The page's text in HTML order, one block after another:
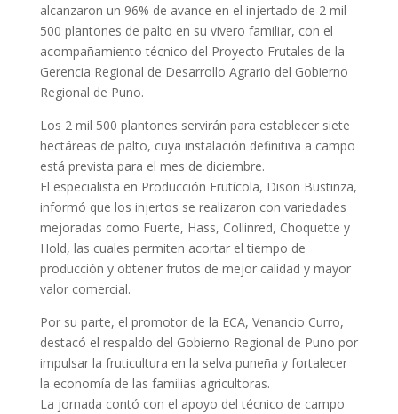
alcanzaron un 96% de avance en el injertado de 2 mil
500 plantones de palto en su vivero familiar, con el
acompañamiento técnico del Proyecto Frutales de la
Gerencia Regional de Desarrollo Agrario del Gobierno
Regional de Puno.
Los 2 mil 500 plantones servirán para establecer siete
hectáreas de palto, cuya instalación definitiva a campo
está prevista para el mes de diciembre.
El especialista en Producción Frutícola, Dison Bustinza,
informó que los injertos se realizaron con variedades
mejoradas como Fuerte, Hass, Collinred, Choquette y
Hold, las cuales permiten acortar el tiempo de
producción y obtener frutos de mejor calidad y mayor
valor comercial.
Por su parte, el promotor de la ECA, Venancio Curro,
destacó el respaldo del Gobierno Regional de Puno por
impulsar la fruticultura en la selva puneña y fortalecer
la economía de las familias agricultoras.
La jornada contó con el apoyo del técnico de campo